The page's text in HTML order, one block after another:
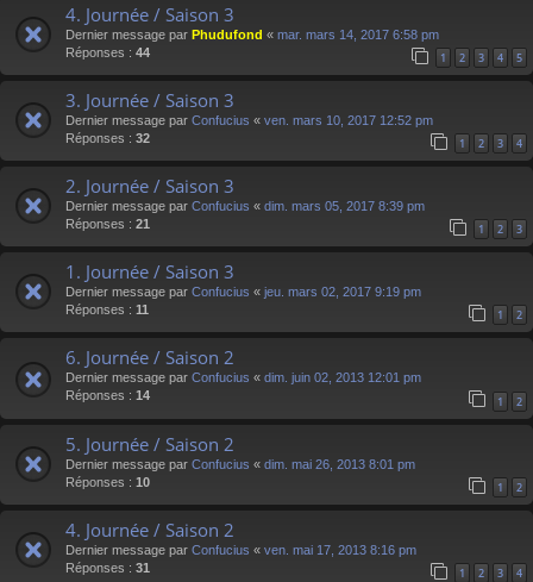
4. Journée / Saison 3
Dernier message par Phudufond « mar. mars 14, 2017 6:58 pm
Réponses : 44 1 2 3 4 5
3. Journée / Saison 3
Dernier message par Confucius « ven. mars 10, 2017 12:52 pm
Réponses : 32 1 2 3 4
2. Journée / Saison 3
Dernier message par Confucius « dim. mars 05, 2017 8:39 pm
Réponses : 21 1 2 3
1. Journée / Saison 3
Dernier message par Confucius « jeu. mars 02, 2017 9:19 pm
Réponses : 11 1 2
6. Journée / Saison 2
Dernier message par Confucius « dim. juin 02, 2013 12:01 pm
Réponses : 14 1 2
5. Journée / Saison 2
Dernier message par Confucius « dim. mai 26, 2013 8:01 pm
Réponses : 10 1 2
4. Journée / Saison 2
Dernier message par Confucius « ven. mai 17, 2013 8:16 pm
Réponses : 31 1 2 3 4